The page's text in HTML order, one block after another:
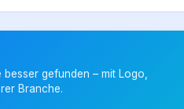
gefunden – mit Logo,
Branche.